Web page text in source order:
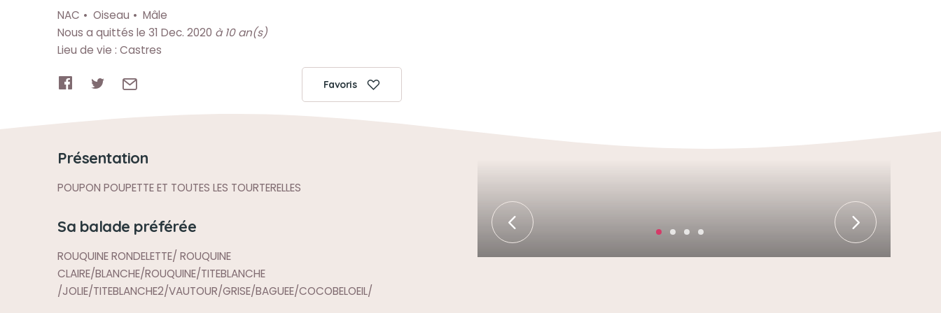
NAC Oiseau
Mâle
Nous a quittés le 31 Dec. 2020 à 10 an(s)
Lieu de vie : Castres
Favoris
Présentation
POUPON POUPETTE ET TOUTES LES TOURTERELLES
Sa balade préférée
ROUQUINE RONDELETTE/ ROUQUINE
CLAIRE/BLANCHE/ROUQUINE/TITEBLANCHE
/JOLIE/TITEBLANCHE2/VAUTOUR/GRISE/BAGUEE/COCOBELOEIL/